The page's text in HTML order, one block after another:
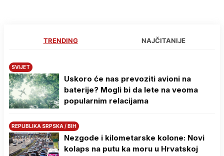
TRENDING NAJČITANIJE
SVIJET
Uskoro će nas prevoziti avioni na
baterije? Mogli bi da lete na veoma
popularnim relacijama
REPUBLIKA SRPSKA / BIH
Nezgode i kilometarske kolone: Novi
kolaps na putu ka moru u Hrvatskoj